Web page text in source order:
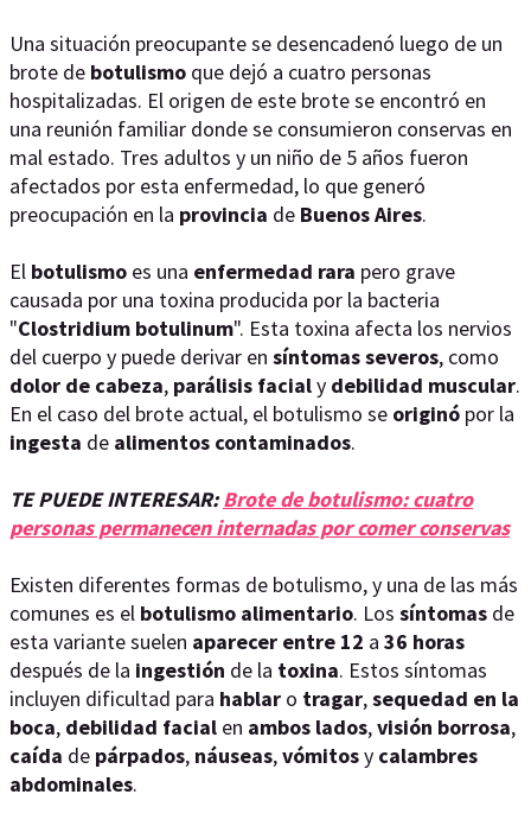
Una situación preocupante se desencadenó luego de un
brote de botulismo que dejó a cuatro personas
hospitalizadas. El origen de este brote se encontró en
una reunión familiar donde se consumieron conservas en
mal estado. Tres adultos y un niño de 5 años fueron
afectados por esta enfermedad, lo que generó
preocupación en la provincia de Buenos Aires.
El botulismo es una enfermedad rara pero grave
causada por una toxina producida por la bacteria
"Clostridium botulinum". Esta toxina afecta los nervios
del cuerpo y puede derivar en síntomas severos, como
dolor de cabeza, parálisis facialy debilidad muscular.
En el caso del brote actual, el botulismo se originó por la
ingesta de alimentos contaminados.
TE PUEDE INTERESAR:Brote de botulismo: cuatro
personas permanecen internadas por comer conservas
Existen diferentes formas de botulismo, y una de las más
comunes es el botulismo alimentario. Los síntomas de
esta variante suelen aparecer entre 12 a 36 horas
después de la ingestión de la toxina. Estos síntomas
incluyen dificultad para hablar o tragar,sequedad en la
boca, debilidad facial en ambos lados,visión borrosa,
caída de párpados, náuseas,vómitosy calambres
abdominales.